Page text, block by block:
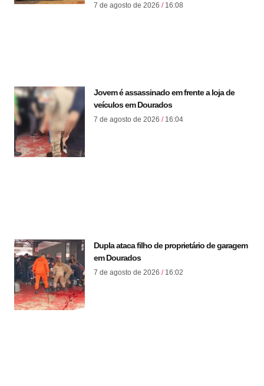
7 de agosto de 2026 16:08
Jovem é assassinado em frente a loja de
veículos em Dourados
7 de agosto de 2026 16:04
Dupla ataca filho de proprietário de garagem
em Dourados
7 de agosto de 2026 16:02